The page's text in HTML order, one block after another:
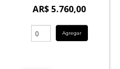
AR$ 5.760,00
Agregar